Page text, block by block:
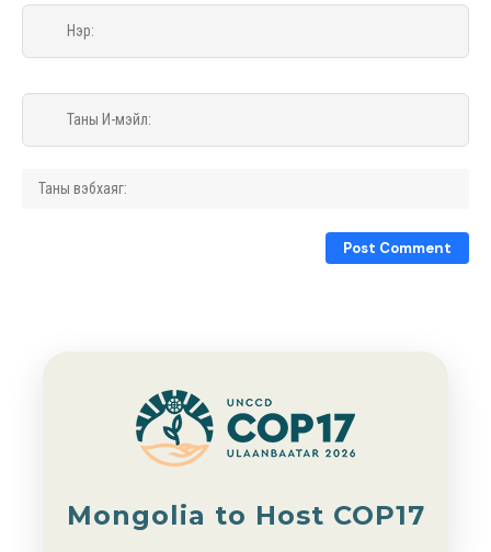
Mongolia to Host COP17